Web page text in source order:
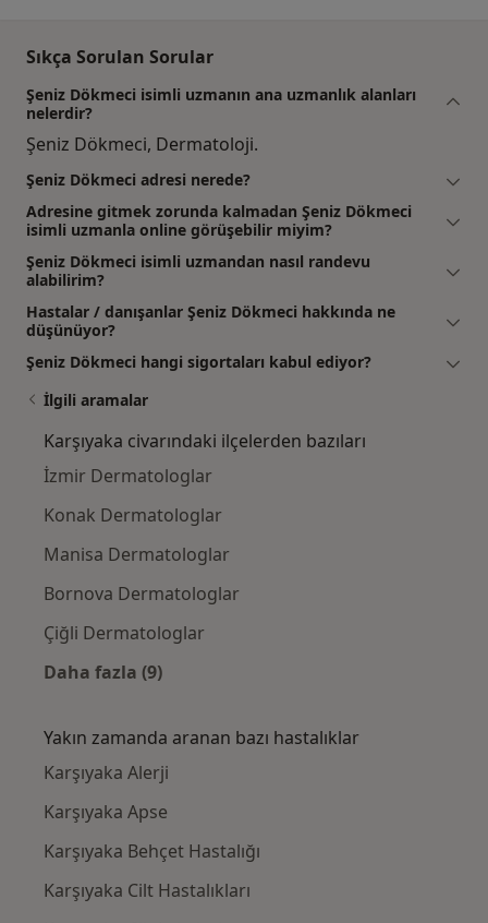
Sıkça Sorulan Sorular
Şeniz Dökmeci isimli uzmanın ana uzmanlık alanları
nelerdir?
Şeniz Dökmeci, Dermatoloji.
Şeniz Dökmeci adresi nerede?
Adresine gitmek zorunda kalmadan Şeniz Dökmeci
isimli uzmanla online görüşebilir miyim?
Şeniz Dökmeci isimli uzmandan nasıl randevu
alabilirim?
Hastalar / danışanlar Şeniz Dökmeci hakkında ne
düşünüyor?
Şeniz Dökmeci hangi sigortaları kabul ediyor?
İlgili aramalar
Karşıyaka civarındaki ilçelerden bazıları
İzmir Dermatologlar
Konak Dermatologlar
Manisa Dermatologlar
Bornova Dermatologlar
Çiğli Dermatologlar
Daha fazla (9)
Yakın zamanda aranan bazı hastalıklar
Karşıyaka Alerji
Karşıyaka Apse
Karşıyaka Behçet Hastalığı
Karşıyaka Cilt Hastalıkları